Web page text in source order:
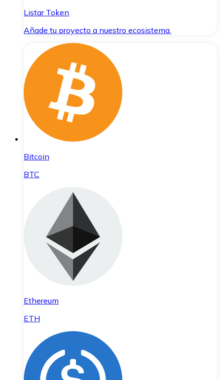
Listar Token
Añade tu proyecto a nuestro ecosistema.
Bitcoin
BTC
Ethereum
ETH